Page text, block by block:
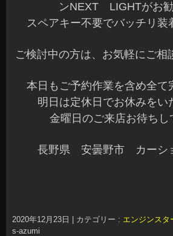
ンNEXT LIGHTがお
スペアキー不要でバッチリ装
ご検討中の方は、お気軽にご相
本日もご予約作業を含め全て
明日は定休日でお休みをい
金曜日のご来店お待ちし
長野県 安曇野市 カーシ
2020年12月23日 カテゴリー : エンジンスタ
s-azumi